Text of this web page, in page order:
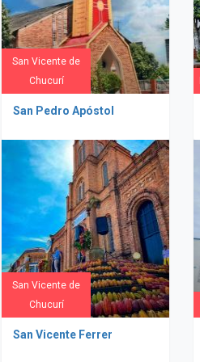
San Vicente de
Chucurí
San Pedro Apóstol
San Vicente de
Chucurí
San Vicente Ferrer